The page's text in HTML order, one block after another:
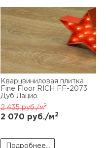
Кварцвиниловая плитка
Fine Floor RICH FF-2073
Дуб Лацио
2 435руб./м2
2 070 руб./м2
Подробнее...